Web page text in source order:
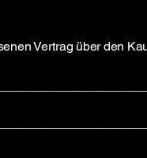
Vertrag über den